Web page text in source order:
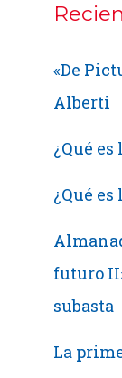
«De
Alberti
¿Qué
¿Qué
futuro
subasta
La